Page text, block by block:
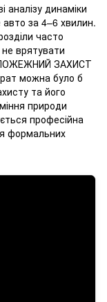
динаміки
за 4–6 хвилин.
часто
врятувати
ЗАХИСТ
можна було б
та його
природи
професійна
формальних